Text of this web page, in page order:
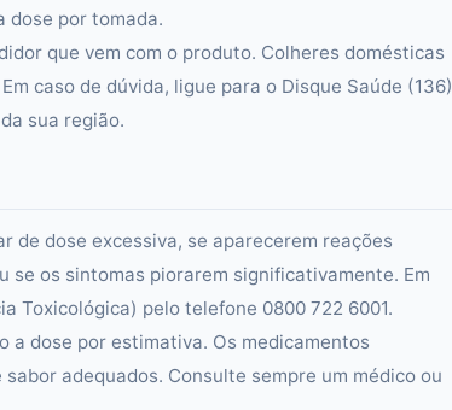
dose por tomada.
que vem com o produto. Colheres domésticas
caso de dúvida, ligue para o Disque Saúde (136)
sua região.
de dose excessiva, se aparecerem reações
os sintomas piorarem significativamente. Em
Toxicológica) pelo telefone 0800 722 6001.
a dose por estimativa. Os medicamentos
adequados. Consulte sempre um médico ou